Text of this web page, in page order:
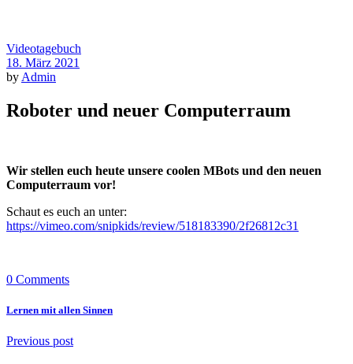
Videotagebuch
18. März 2021
by Admin
Roboter und neuer Computerraum
Wir stellen euch heute unsere coolen MBots und den neuen
Computerraum vor!
Schaut es euch an unter:
https://vimeo.com/snipkids/review/518183390/2f26812c31
0 Comments
Lernen mit allen Sinnen
Previous post